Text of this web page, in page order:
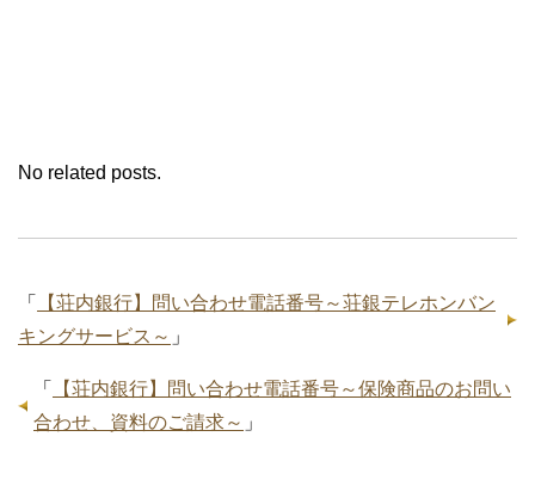
No related posts.
「
【荘内銀行】問い合わせ電話番号～荘銀テレホンバン
キングサービス～ 」
「
【荘内銀行】問い合わせ電話番号～保険商品のお問い
合わせ、資料のご請求～ 」